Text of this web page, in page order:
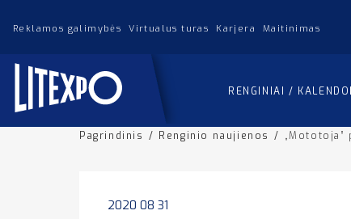
Reklamos galimybės Virtualus turas Karjera Maitinimas
RENGINIAI /
Pagrindinis / Renginio naujienos /
2020 08 31